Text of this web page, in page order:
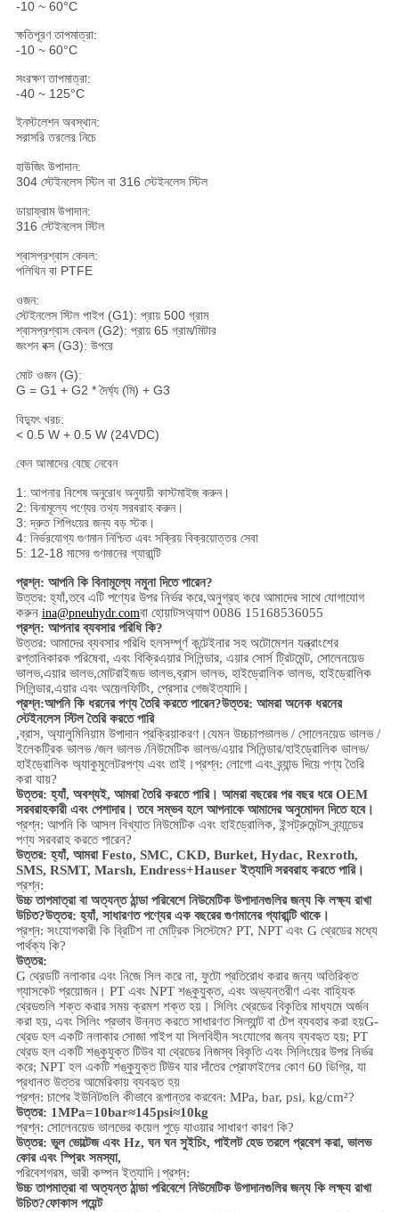
-10 ~ 60°C
ক্ষতিপূরণ তাপমাত্রা:
-10 ~ 60°C
সংরক্ষণ তাপমাত্রা:
-40 ~ 125°C
ইনস্টলেশন অবস্থান:
সরাসরি তরলের নিচে
হাউজিং উপাদান:
304 স্টেইনলেস স্টিল বা 316 স্টেইনলেস স্টিল
ডায়াফ্রাম উপাদান:
316 স্টেইনলেস স্টিল
শ্বাসপ্রশ্বাস কেবল:
পলিথিন বা PTFE
ওজন:
স্টেইনলেস স্টিল পাইপ (G1): প্রায় 500 গ্রাম
শ্বাসপ্রশ্বাস কেবল (G2): প্রায় 65 গ্রাম/মিটার
জংশন বক্স (G3): উপরে
মোট ওজন (G):
G = G1 + G2 * দৈর্ঘ্য (মি) + G3
বিদ্যুৎ খরচ:
< 0.5 W + 0.5 W (24VDC)
কেন আমাদের বেছে নেবেন
1: আপনার বিশেষ অনুরোধ অনুযায়ী কাস্টমাইজ করুন।
2: বিনামূল্যে পণ্যের তথ্য সরবরাহ করুন।
3: দ্রুত শিপিংয়ের জন্য বড় স্টক।
4: নির্ভরযোগ্য গুণমান নিশ্চিত এবং সক্রিয় বিক্রয়োত্তর সেবা
5: 12-18 মাসের গুণমানের গ্যারান্টি
প্রশ্ন: আপনি কি বিনামূল্যে নমুনা দিতে পারেন?
উত্তর: হ্যাঁ,তবে এটি পণ্যের উপর নির্ভর করে,অনুগ্রহ করে আমাদের সাথে যোগাযোগ
করুন ina@pneuhydr.comবা হোয়াটসঅ্যাপ 0086 15168536055
প্রশ্ন: আপনার ব্যবসার পরিধি কি?
উত্তর: আমাদের ব্যবসার পরিধি হলসম্পূর্ণ কন্টেইনার সহ অটোমেশন যন্ত্রাংশের
রপ্তানিকারক পরিষেবা, এবং বিক্রিএয়ার সিলিন্ডার, এয়ার সোর্স ট্রিটমেন্ট, সোলেনয়েড
ভালভ,এয়ার ভালভ,মোটরাইজড ভালভ,ব্রাস ভালভ, হাইড্রোলিক ভালভ, হাইড্রোলিক
সিলিন্ডার,এয়ার এবং অয়েলফিটিং, প্রেসার গেজইত্যাদি।
প্রশ্ন:আপনি কি ধরনের পণ্য তৈরি করতে পারেন?উত্তর: আমরা অনেক ধরনের
স্টেইনলেস স্টিল তৈরি করতে পারি
,ব্রাস, অ্যালুমিনিয়াম উপাদান প্রক্রিয়াকরণ।যেমন উচ্চচাপভালভ / সোলেনয়েড ভালভ /
ইলেকট্রিক ভালভ /জল ভালভ /নিউমেটিক ভালভ/এয়ার সিলিন্ডার/হাইড্রোলিক ভালভ/
হাইড্রোলিক অ্যাকুমুলেটরপণ্য এবং তাই।প্রশ্ন: লোগো এবং ব্র্যান্ড দিয়ে পণ্য তৈরি
করা যায়?
উত্তর: হ্যাঁ, অবশ্যই, আমরা তৈরি করতে পারি। আমরা বছরের পর বছর ধরে OEM
সরবরাহকারী এবং পেশাদার। তবে সম্ভব হলে আপনাকে আমাদের অনুমোদন দিতে হবে।
প্রশ্ন: আপনি কি আসল বিখ্যাত নিউমেটিক এবং হাইড্রোলিক, ইন্সট্রুমেন্টস ব্র্যান্ডের
পণ্য সরবরাহ করতে পারেন?
উত্তর: হ্যাঁ, আমরা Festo, SMC, CKD, Burket, Hydac, Rexroth,
SMS, RSMT, Marsh, Endress+Hauser ইত্যাদি সরবরাহ করতে পারি।
প্রশ্ন:
উচ্চ তাপমাত্রা বা অত্যন্ত ঠান্ডা পরিবেশে নিউমেটিক উপাদানগুলির জন্য কি লক্ষ্য রাখা
উচিত?উত্তর: হ্যাঁ, সাধারণত পণ্যের এক বছরের গুণমানের গ্যারান্টি থাকে।
প্রশ্ন: সংযোগকারী কি ব্রিটিশ না মেট্রিক সিস্টেমে? PT, NPT এবং G থ্রেডের মধ্যে
পার্থক্য কি?
উত্তর:
G থ্রেডটি নলাকার এবং নিজে সিল করে না, ফুটো প্রতিরোধ করার জন্য অতিরিক্ত
গ্যাসকেট প্রয়োজন। PT এবং NPT শঙ্কুযুক্ত, এবং অভ্যন্তরীণ এবং বাহ্যিক
থ্রেডগুলি শক্ত করার সময় ক্রমশ শক্ত হয়। সিলিং থ্রেডের বিকৃতির মাধ্যমে অর্জন
করা হয়, এবং সিলিং প্রভাব উন্নত করতে সাধারণত সিল্যান্ট বা টেপ ব্যবহার করা হয়G-
থ্রেড হল একটি নলাকার সোজা পাইপ যা সিলবিহীন সংযোগের জন্য ব্যবহৃত হয়; PT
থ্রেড হল একটি শঙ্কুযুক্ত টিউব যা থ্রেডের নিজস্ব বিকৃতি এবং সিলিংয়ের উপর নির্ভর
করে; NPT হল একটি শঙ্কুযুক্ত টিউব যার দাঁতের প্রোফাইলের কোণ 60 ডিগ্রি, যা
প্রধানত উত্তর আমেরিকায় ব্যবহৃত হয়
প্রশ্ন: চাপের ইউনিটগুলি কীভাবে রূপান্তর করবেন: MPa, bar, psi, kg/cm²?
উত্তর: 1MPa=10bar≈145psi≈10kg
প্রশ্ন: সোলেনয়েড ভালভের কয়েল পুড়ে যাওয়ার সাধারণ কারণ কি?
উত্তর: ভুল ভোল্টেজ এবং Hz, ঘন ঘন সুইচিং, পাইলট হেড তরলে প্রবেশ করা, ভালভ
কোর এবং স্প্রিং সমস্যা,
পরিবেশগরম, ভারী কম্পন ইত্যাদি।প্রশ্ন:
উচ্চ তাপমাত্রা বা অত্যন্ত ঠান্ডা পরিবেশে নিউমেটিক উপাদানগুলির জন্য কি লক্ষ্য রাখা
উচিত?ফোকাস পয়েন্ট